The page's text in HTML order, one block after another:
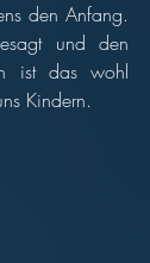
den Anfang.
und den
ist das wohl
Kindern.